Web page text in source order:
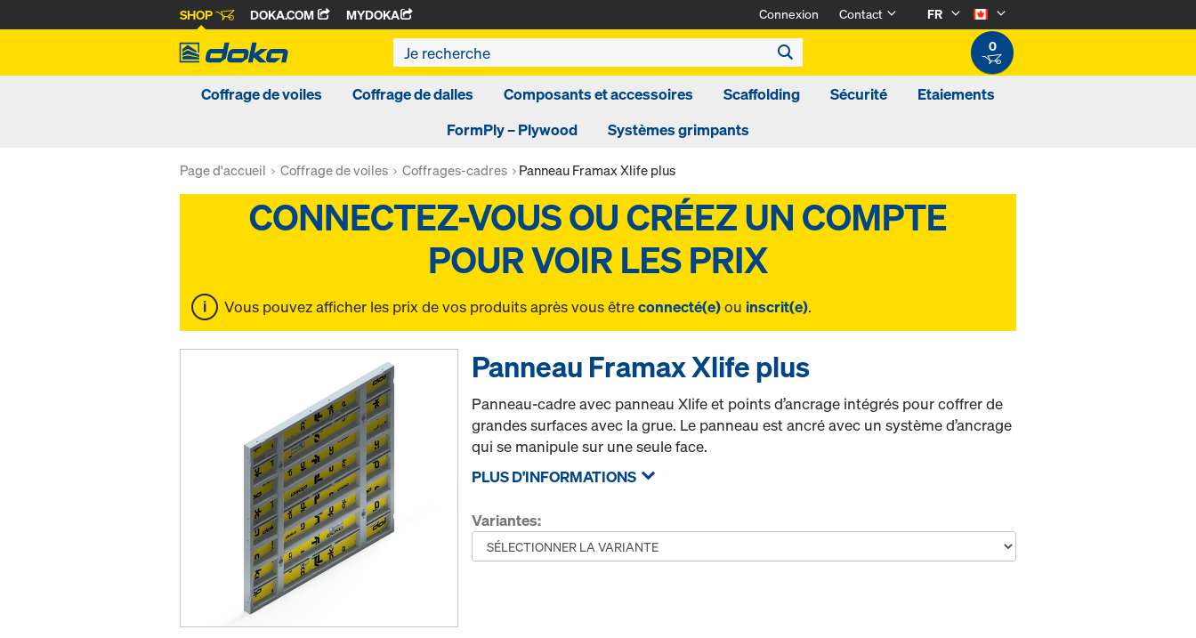
SHOP DOKA.COM MYDOKA Connexion Contact
FR
0
Coffrage de voiles Coffrage de dalles Composants et accessoires Scaffolding Sécurité
Etaiements
FormPly – Plywood
Systèmes grimpants
Page d'accueil Coffrage de voiles Coffrages-cadres Panneau Framax Xlife plus
Vous pouvez afficher les prix de vos produits après vous êtreconnecté(e)ou inscrit(e).
Panneau Framax Xlife plus
Panneau-cadre avec panneau Xlife et points d’ancrage intégrés pour coffrer de
grandes surfaces avec la grue. Le panneau est ancré avec un système d’ancrage
qui se manipule sur une seule face.
PLUS D'INFORMATIONS
Variantes: